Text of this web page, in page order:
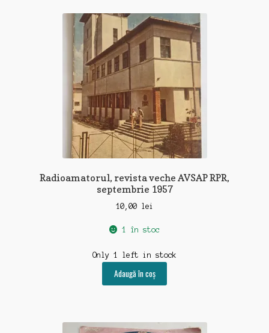
Radioamatorul, revista veche AVSAP RPR,
septembrie 1957
10,00 lei
1 în stoc
Only 1 left in stock
Adaugă în coș